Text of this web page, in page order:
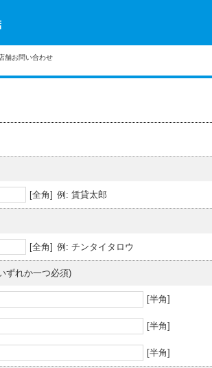
舗お問い合わせ
[全角] 例: 賃貸太郎
[全角] 例: チンタイタロウ
ずれか一つ必須)
[半角]
[半角]
[半角]